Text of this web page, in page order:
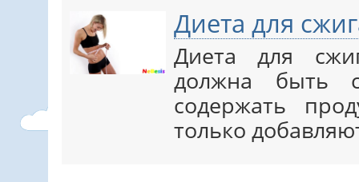
Диета для
Диета для
должна быть
содержать
только